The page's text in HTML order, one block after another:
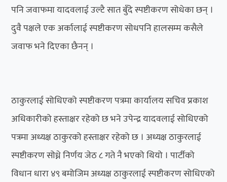
पनि जवाफमा यादवलाई उल्टै सात बुँदे स्पष्टीकरण सोधेका छन् ।
दुवै पक्षले एक अर्कालाई स्पष्टीकरण सोधपनि हालसम्म कसैले
जवाफ भने दिएका छैनन् ।
ठाकुरलाई सोधिएको स्पष्टीकरण पत्रमा कार्यालय सचिव प्रकाश
अधिकारीको हस्ताक्षर रहेको छ भने उपेन्द्र यादवलाई सोधिएको
पत्रमा अध्यक्ष ठाकुरको हस्ताक्षर रहेको छ । अध्यक्ष ठाकुरलाई
स्पष्टीकरण सोध्ने निर्णय जेठ ८ गते नै भएको थियो । पार्टीको
विधान धारा ४९ बमोजिम अध्यक्ष ठाकुरलाई स्पष्टीकरण सोधिएको